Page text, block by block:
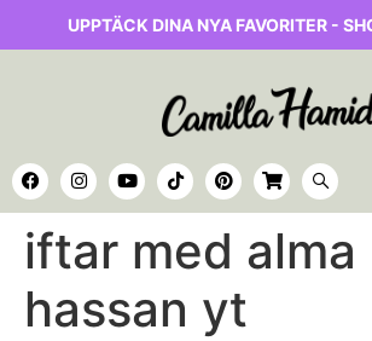
UPPTÄCK DINA NYA FAVORITER -
iftar med alma
hassan yt